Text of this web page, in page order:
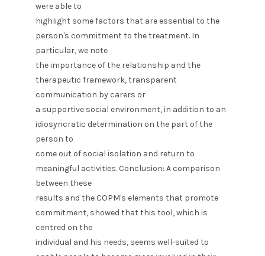
were able to
highlight some factors that are essential to the
person's commitment to the treatment. In
particular, we note
the importance of the relationship and the
therapeutic framework, transparent
communication by carers or
a supportive social environment, in addition to an
idiosyncratic determination on the part of the
person to
come out of social isolation and return to
meaningful activities. Conclusion: A comparison
between these
results and the COPM's elements that promote
commitment, showed that this tool, which is
centred on the
individual and his needs, seems well-suited to